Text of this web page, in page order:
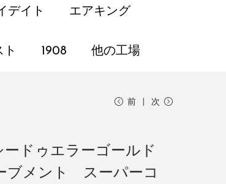
デイト エアキング
1908 他の工場
前 次
ドゥエラーゴールド
ブメント スーパーコ